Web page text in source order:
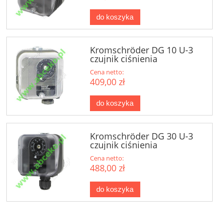
do koszyka
Kromschröder DG 10 U-3
czujnik ciśnienia
Cena netto:
409,00 zł
do koszyka
Kromschröder DG 30 U-3
czujnik ciśnienia
Cena netto:
488,00 zł
do koszyka